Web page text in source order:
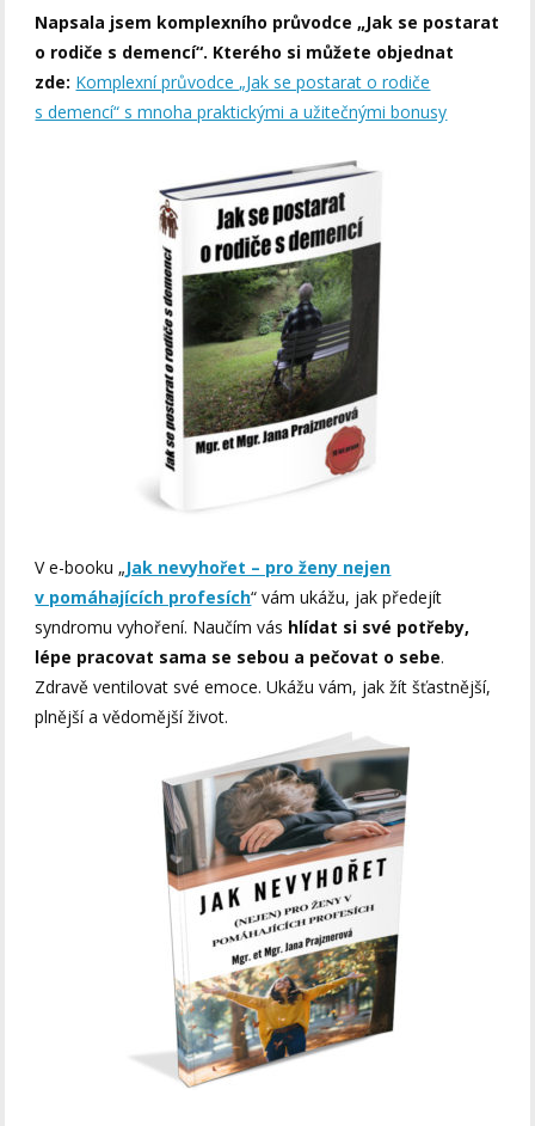
Napsala jsem komplexního průvodce „Jak se postarat
o rodiče s demencí“. Kterého si můžete objednat
zde: Komplexní průvodce „Jak se postarat o rodiče
s demencí“ s mnoha praktickými a užitečnými bonusy
V e-booku „Jak nevyhořet – pro ženy nejen
v pomáhajících profesích“ vám ukážu, jak předejít
syndromu vyhoření. Naučím vás hlídat si své potřeby,
lépe pracovat sama se sebou a pečovat o sebe.
Zdravě ventilovat své emoce. Ukážu vám, jak žít šťastnější,
plnější a vědomější život.